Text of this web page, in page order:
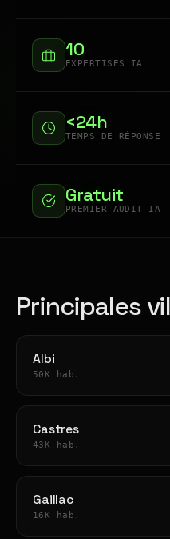
10
EXPERTISES IA
<24h
TEMPS DE RÉPONSE
Gratuit
PREMIER AUDIT IA
Principales
Albi
50K hab.
Castres
43K hab.
Gaillac
16K hab.